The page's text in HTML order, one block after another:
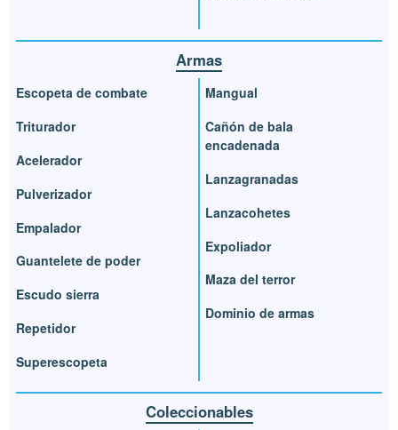
Armas
Escopeta de combate
Triturador
Acelerador
Pulverizador
Empalador
Guantelete de poder
Escudo sierra
Repetidor
Superescopeta
Mangual
Cañón de bala
encadenada
Lanzagranadas
Lanzacohetes
Expoliador
Maza del terror
Dominio de armas
Coleccionables